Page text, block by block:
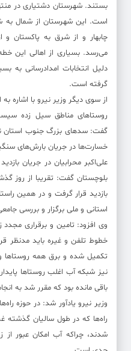
بستند. شهرستان دشتیاری در
است. این شهرستان از شمال به
چابهار و از شرق به پاکستان و
می‌رسد. بسیاری از اهالی این
دلیل انتخابات امدادرسانی به
گرفته است.
از سوی دیگر وزیر نیرو با اشاره
روستاهای مناطق سیل زده
گفت: سدهای بزرگ جنوب استان
خسارت‌ها در جریان بارش‌های
علی‌اکبر محرابیان در جریان
بلوچستان گفت: تقریبا از روز
بازدید قرار گرفت و در همین
استانی و ملی برگزار و بررسی
وی افزود: تامین و برقراری
خطوط تلفن و غیره باید مدنظر
تکمیل شده و برق همه
نیز شبکه آب اغلب روستاها
باقی مانده بود که مقرر شد به
وزیر نیرو یادآور شد: در حوزه
راه‌ها که در طول سالیان گذشته
شدند، چراکه آب امکان عبور از